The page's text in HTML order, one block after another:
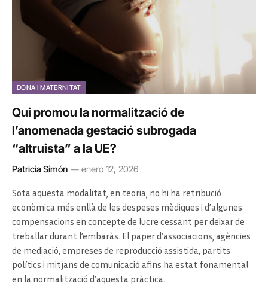
DONA I MATERNITAT
Qui promou la normalització de
l’anomenada gestació subrogada
“altruista” a la UE?
Patricia Simón enero 12, 2026
Sota aquesta modalitat, en teoria, no hi ha retribució
econòmica més enllà de les despeses mèdiques i d’algunes
compensacions en concepte de lucre cessant per deixar de
treballar durant l’embaràs. El paper d’associacions, agències
de mediació, empreses de reproducció assistida, partits
polítics i mitjans de comunicació afins ha estat fonamental
en la normalització d’aquesta pràctica.